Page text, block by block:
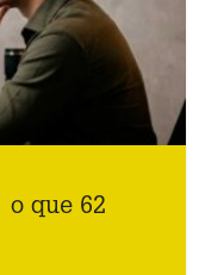
o que 62